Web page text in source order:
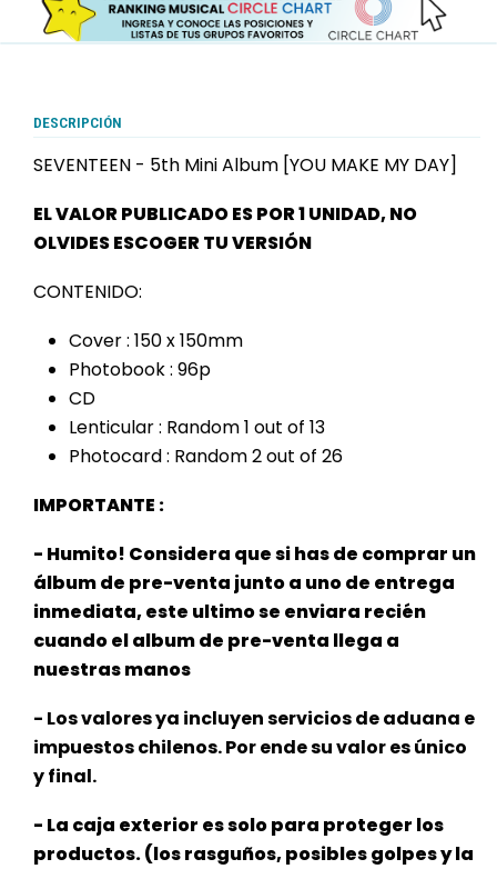
DESCRIPCIÓN
SEVENTEEN - 5th Mini Album [YOU MAKE MY DAY]
EL VALOR PUBLICADO ES POR 1 UNIDAD, NO
OLVIDES ESCOGER TU VERSIÓN
CONTENIDO:
Cover : 150 x 150mm
Photobook : 96p
CD
Lenticular : Random 1 out of 13
Photocard : Random 2 out of 26
IMPORTANTE :
- Humito! Considera que si has de comprar un
álbum de pre-venta junto a uno de entrega
inmediata, este ultimo se enviara recién
cuando el album de pre-venta llega a
nuestras manos
- Los valores ya incluyen servicios de aduana e
impuestos chilenos. Por ende su valor es único
y final.
- La caja exterior es solo para proteger los
productos. (los rasguños, posibles golpes y la